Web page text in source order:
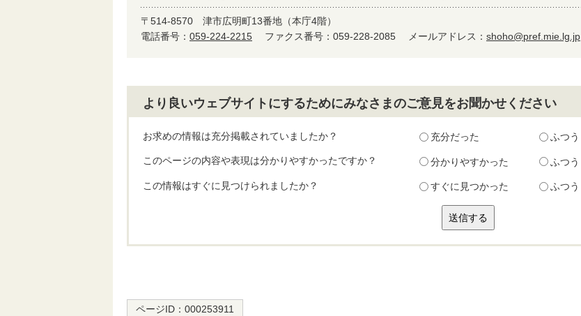
〒514-8570 津市広明町13番地（本庁4階）
電話番号： 059-224-2215 ファクス番号：059-228-2085 メールアドレス： shoho@pref.mie.lg.jp
より良いウェブサイトにするためにみなさまのご意見をお聞かせください
お求めの情報は充分掲載されていましたか？ 充分だった ふつう
このページの内容や表現は分かりやすかったですか？ 分かりやすかった ふつう
この情報はすぐに見つけられましたか？ すぐに見つかった ふつう
ページID： 000253911